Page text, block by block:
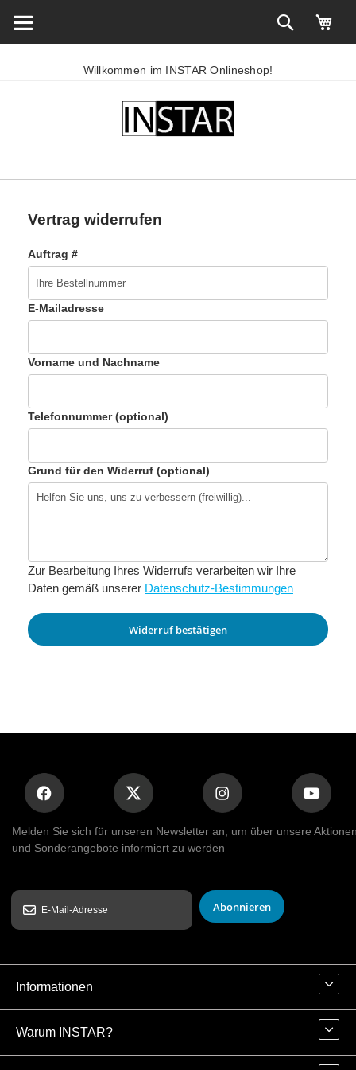
Willkommen im INSTAR Onlineshop!
Vertrag widerrufen
Auftrag #
E-Mailadresse
Vorname und Nachname
Telefonnummer (optional)
Grund für den Widerruf (optional)
Zur Bearbeitung Ihres Widerrufs verarbeiten wir Ihre
Daten gemäß unserer Datenschutz-Bestimmungen
Widerruf bestätigen
Melden Sie sich für unseren Newsletter an, um über unsere
und Sonderangebote informiert zu werden
Abonnieren
Informationen
Warum INSTAR?